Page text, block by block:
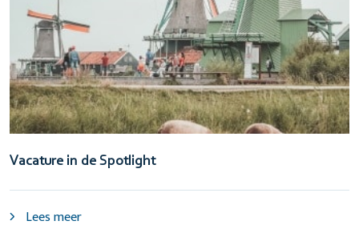
Vacature in de Spotlight
Lees meer